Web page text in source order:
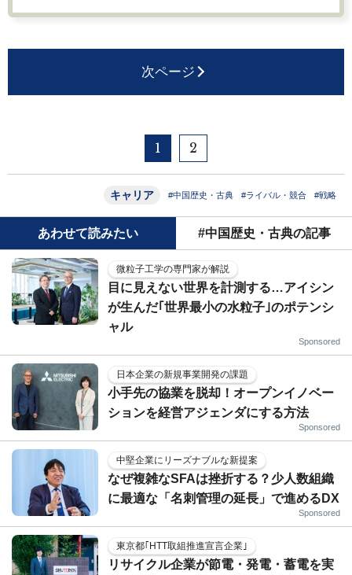
次ページ
1 2
キャリア #中国歴史・古典 #ライバル・競合 #戦略
あわせて読みたい #中国歴史・古典の記事
微粒子工学の専門家が解説
目に見えない世界を計測する…アイシン
が生んだ｢世界最小の水粒子｣のポテンシ
ャル
Sponsored
日本企業の新規事業開発の課題
小手先の協業を脱却！オープンイノベー
ションを経営アジェンダにする方法
Sponsored
中堅企業にリーズナブルな新提案
なぜ複雑なSFAは挫折する？少人数組織
に最適な「名刺管理の延長」で進めるDX
Sponsored
東京都｢HTT取組推進宣言企業｣
リサイクル企業が節電・発電・蓄電を実